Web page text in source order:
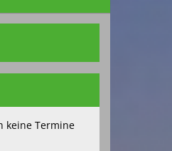
keine Termine